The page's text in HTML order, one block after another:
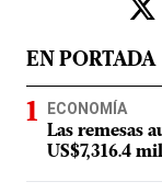
EN PORTADA
ECONOMÍA
Las remesas
US$7,316.4